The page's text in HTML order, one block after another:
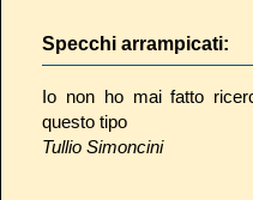
Specchi arrampicati:
Io non ho mai fatto
questo tipo
Tullio Simoncini